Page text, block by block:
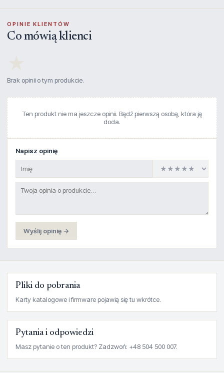
OPINIE KLIENTÓW
Co mówią klienci
Brak opinii o tym produkcie.
Ten produkt nie ma jeszcze opinii. Bądź pierwszą osobą, która ją
doda.
Napisz opinię
Wyślij opinię →
Pliki do pobrania
Karty katalogowe i firmware pojawią się tu wkrótce.
Pytania i odpowiedzi
Masz pytanie o ten produkt? Zadzwoń: +48 504 500 007.